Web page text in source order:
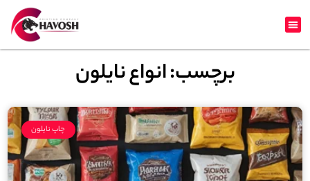
برچسب: انواع نایلون
چاپ نایلون